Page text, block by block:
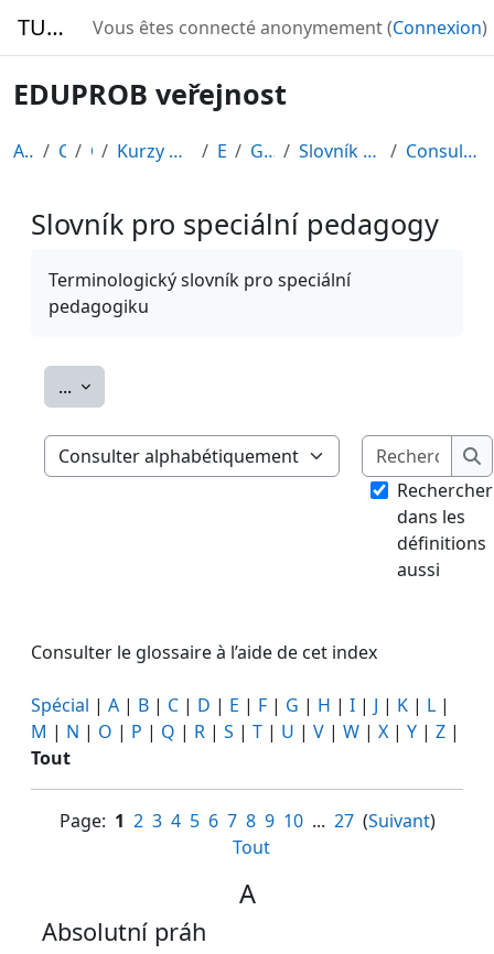
TURBO Vous êtes connecté anonymement (Connexion)
EDUPROB veřejnost
Accueil Cours CDV Kurzy připravené v rámci ESF EDU-V Généralités Slovník pro speciální pedagogy Consulter alphabétiquement
Slovník pro speciální pedagogy
Terminologický slovník pro speciální
pedagogiku
... Exporter des articles
Consulter le glossaire à l’aide de cet index
Rechercher
dans les
définitions
aussi
Consulter le glossaire à l’aide de cet index
Spécial | A | B | C | D | E | F | G | H | I | J | K | L |
M | N | O | P | Q | R | S | T | U | V | W | X | Y | Z |
Tout
Page: 1 2 3 4 5 6 7 8 9 10... 27(Suivant)
Tout
A
Absolutní práh